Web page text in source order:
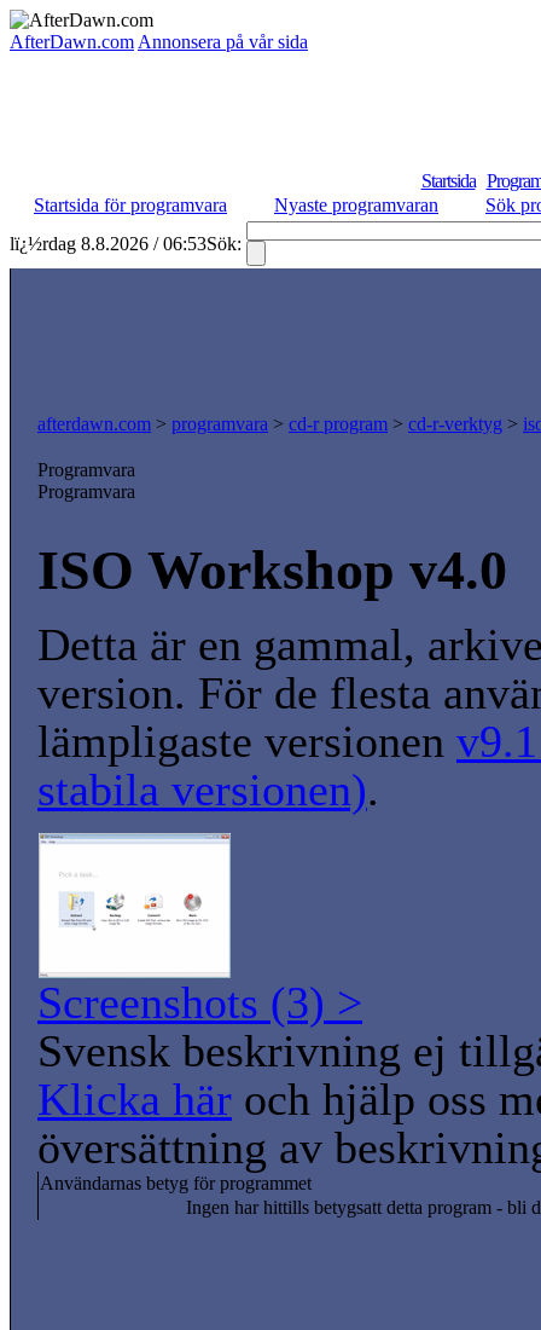
AfterDawn.com Annonsera på vår sida
Startsida
Startsida för programvara
Nyaste programvaran
Sök
lï¿½rdag 8.8.2026 / 06:53Sök:
afterdawn.com > programvara > cd-r program > cd-r-verktyg >
Programvara
Programvara
ISO Workshop v4.0
Detta är en gammal,
version. För de flesta
lämpligaste versionen
stabila versionen).
Screenshots (3) >
Svensk beskrivning ej
Klicka här och hjälp oss
översättning av
Användarnas betyg för programmet
Ingen har hittills betygsatt detta program - bli